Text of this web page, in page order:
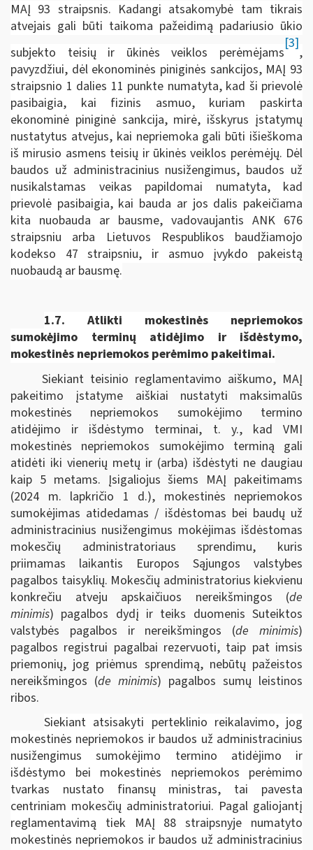
MAĮ 93 straipsnis. Kadangi atsakomybė tam tikrais
atvejais gali būti taikoma pažeidimą padariusio ūkio
subjekto teisių ir ūkinės veiklos perėmėjams
[3]
,
pavyzdžiui, dėl ekonominės piniginės sankcijos, MAĮ 93
straipsnio 1 dalies 11 punkte numatyta, kad ši prievolė
pasibaigia, kai fizinis asmuo, kuriam paskirta
ekonominė piniginė sankcija, mirė, išskyrus įstatymų
nustatytus atvejus, kai nepriemoka gali būti išieškoma
iš mirusio asmens teisių ir ūkinės veiklos perėmėjų. Dėl
baudos už administracinius nusižengimus, baudos už
nusikalstamas veikas papildomai numatyta, kad
prievolė pasibaigia, kai bauda ar jos dalis pakeičiama
kita nuobauda ar bausme, vadovaujantis ANK 676
straipsniu arba Lietuvos Respublikos baudžiamojo
kodekso 47 straipsniu, ir asmuo įvykdo pakeistą
nuobaudą ar bausmę.
1.7.
Atlikti mokestinės nepriemokos
sumokėjimo terminų atidėjimo ir išdėstymo,
mokestinės nepriemokos perėmimo pakeitimai.
Siekiant teisinio reglamentavimo aiškumo, MAĮ
pakeitimo įstatyme aiškiai nustatyti maksimalūs
mokestinės nepriemokos sumokėjimo termino
atidėjimo ir išdėstymo terminai, t. y., kad VMI
mokestinės nepriemokos sumokėjimo terminą gali
atidėti iki vienerių metų ir (arba) išdėstyti ne daugiau
kaip 5 metams. Įsigaliojus šiems MAĮ pakeitimams
(2024 m. lapkričio 1 d.), mokestinės nepriemokos
sumokėjimas atidedamas / išdėstomas bei baudų už
administracinius nusižengimus mokėjimas išdėstomas
mokesčių administratoriaus sprendimu, kuris
priimamas laikantis Europos Sąjungos valstybes
pagalbos taisyklių. Mokesčių administratorius kiekvienu
konkrečiu atveju apskaičiuos nereikšmingos (de
minimis) pagalbos dydį ir teiks duomenis Suteiktos
valstybės pagalbos ir nereikšmingos (de minimis)
pagalbos registrui pagalbai rezervuoti, taip pat imsis
priemonių, jog priėmus sprendimą, nebūtų pažeistos
nereikšmingos (de minimis) pagalbos sumų leistinos
ribos.
Siekiant atsisakyti perteklinio reikalavimo, jog
mokestinės nepriemokos ir baudos už administracinius
nusižengimus sumokėjimo termino atidėjimo ir
išdėstymo bei mokestinės nepriemokos perėmimo
tvarkas nustato finansų ministras, tai pavesta
centriniam mokesčių administratoriui. Pagal galiojantį
reglamentavimą tiek MAĮ 88 straipsnyje numatyto
mokestinės nepriemokos ir baudos už administracinius